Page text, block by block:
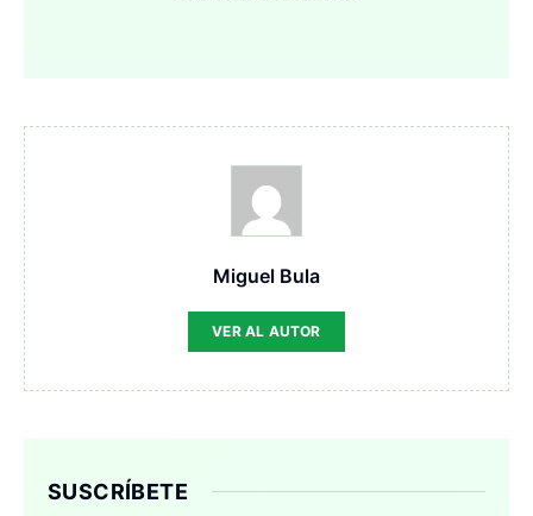
Miguel Bula
VER AL AUTOR
SUSCRÍBETE